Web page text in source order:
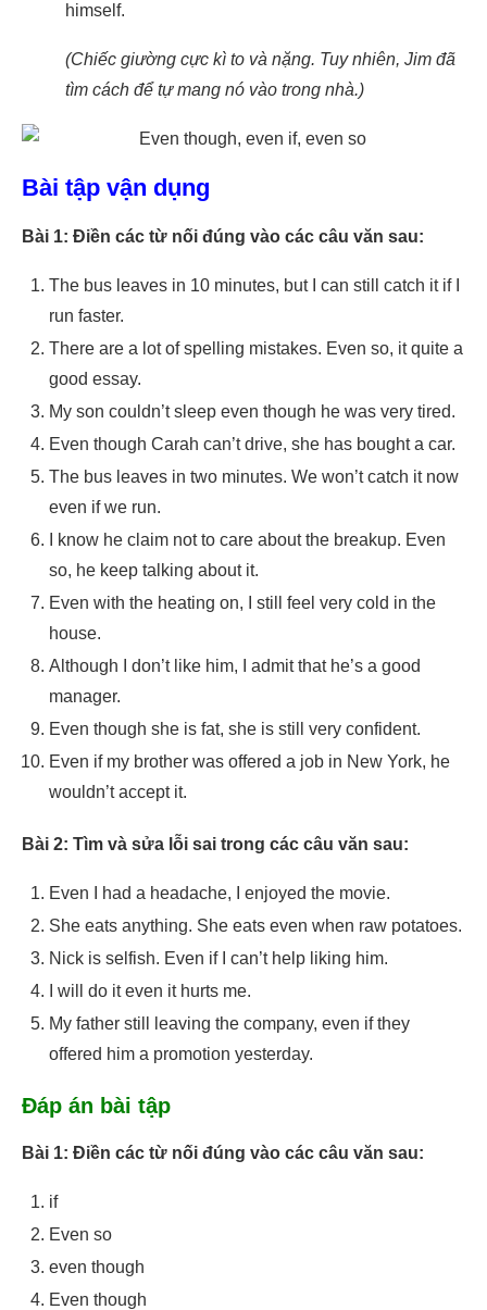
himself.
(Chiếc giường cực kì to và nặng. Tuy nhiên, Jim đã
tìm cách để tự mang nó vào trong nhà.)
Bài tập vận dụng
Bài 1: Điền các từ nối đúng vào các câu văn sau:
The bus leaves in 10 minutes, but I can still catch it if I
run faster.
There are a lot of spelling mistakes. Even so, it quite a
good essay.
My son couldn’t sleep even though he was very tired.
Even though Carah can’t drive, she has bought a car.
The bus leaves in two minutes. We won’t catch it now
even if we run.
I know he claim not to care about the breakup. Even
so, he keep talking about it.
Even with the heating on, I still feel very cold in the
house.
Although I don’t like him, I admit that he’s a good
manager.
Even though she is fat, she is still very confident.
Even if my brother was offered a job in New York, he
wouldn’t accept it.
Bài 2: Tìm và sửa lỗi sai trong các câu văn sau:
Even I had a headache, I enjoyed the movie.
She eats anything. She eats even when raw potatoes.
Nick is selfish. Even if I can’t help liking him.
I will do it even it hurts me.
My father still leaving the company, even if they
offered him a promotion yesterday.
Đáp án bài tập
Bài 1: Điền các từ nối đúng vào các câu văn sau:
if
Even so
even though
Even though